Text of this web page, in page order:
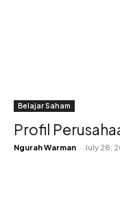
Belajar Saham
Profil
Ngurah Warman - July 28,